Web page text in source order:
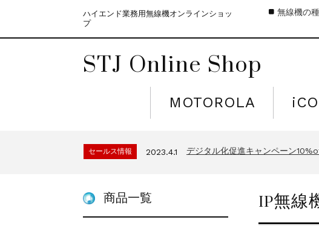
ハイエンド業務用無線機オンラインショッ
プ
STJ Online Shop
MOTOROLA
無線機の
2021.4.12 モトローラ無線機本体キャンペ
セールス情報 2023.4.1 デジタル化促進キャンペーン
セールス情報 2023.4.1 デジタル化促進キャンペーン
セールス情報 2021.4.12 モトローラ無線機本体キャンペー
IP無線
商品一覧